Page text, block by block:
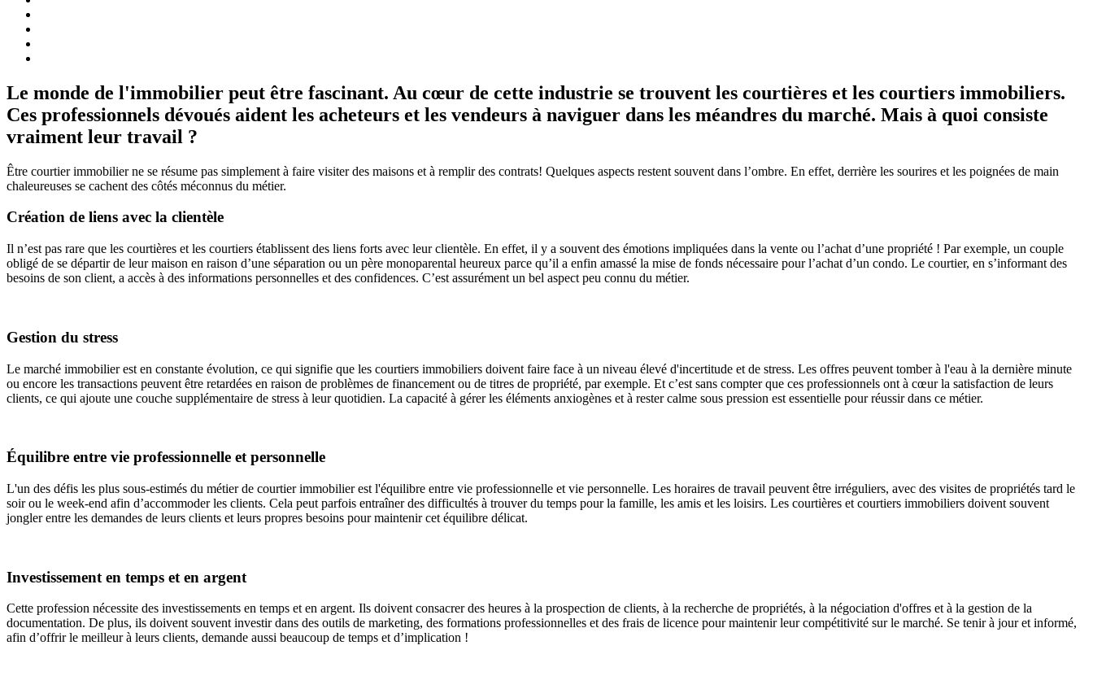
Le monde de l'immobilier peut être fascinant. Au cœur de cette industrie se trouvent les courtières et les courtiers immobiliers.
Ces professionnels dévoués aident les acheteurs et les vendeurs à naviguer dans les méandres du marché. Mais à quoi consiste
vraiment leur travail ?
Être courtier immobilier ne se résume pas simplement à faire visiter des maisons et à remplir des contrats! Quelques aspects restent souvent dans l’ombre. En effet, derrière les sourires et les poignées de main
chaleureuses se cachent des côtés méconnus du métier.
Création de liens avec la clientèle
Il n’est pas rare que les courtières et les courtiers établissent des liens forts avec leur clientèle. En effet, il y a souvent des émotions impliquées dans la vente ou l’achat d’une propriété ! Par exemple, un couple
obligé de se départir de leur maison en raison d’une séparation ou un père monoparental heureux parce qu’il a enfin amassé la mise de fonds nécessaire pour l’achat d’un condo. Le courtier, en s’informant des
besoins de son client, a accès à des informations personnelles et des confidences. C’est assurément un bel aspect peu connu du métier.
Gestion du stress
Le marché immobilier est en constante évolution, ce qui signifie que les courtiers immobiliers doivent faire face à un niveau élevé d'incertitude et de stress. Les offres peuvent tomber à l'eau à la dernière minute
ou encore les transactions peuvent être retardées en raison de problèmes de financement ou de titres de propriété, par exemple. Et c’est sans compter que ces professionnels ont à cœur la satisfaction de leurs
clients, ce qui ajoute une couche supplémentaire de stress à leur quotidien. La capacité à gérer les éléments anxiogènes et à rester calme sous pression est essentielle pour réussir dans ce métier.
Équilibre entre vie professionnelle et personnelle
L'un des défis les plus sous-estimés du métier de courtier immobilier est l'équilibre entre vie professionnelle et vie personnelle. Les horaires de travail peuvent être irréguliers, avec des visites de propriétés tard le
soir ou le week-end afin d’accommoder les clients. Cela peut parfois entraîner des difficultés à trouver du temps pour la famille, les amis et les loisirs. Les courtières et courtiers immobiliers doivent souvent
jongler entre les demandes de leurs clients et leurs propres besoins pour maintenir cet équilibre délicat.
Investissement en temps et en argent
Cette profession nécessite des investissements en temps et en argent. Ils doivent consacrer des heures à la prospection de clients, à la recherche de propriétés, à la négociation d'offres et à la gestion de la
documentation. De plus, ils doivent souvent investir dans des outils de marketing, des formations professionnelles et des frais de licence pour maintenir leur compétitivité sur le marché. Se tenir à jour et informé,
afin d’offrir le meilleur à leurs clients, demande aussi beaucoup de temps et d’implication !